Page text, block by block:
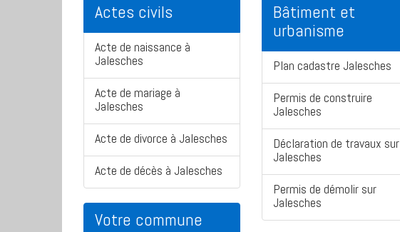
Actes civils
Acte de naissance à
Jalesches
Acte de mariage à
Jalesches
Acte de divorce à Jalesches
Acte de décès à Jalesches
Votre commune
Bâtiment et
urbanisme
Plan cadastre Jalesches
Permis de construire
Jalesches
Déclaration de travaux sur
Jalesches
Permis de démolir sur
Jalesches